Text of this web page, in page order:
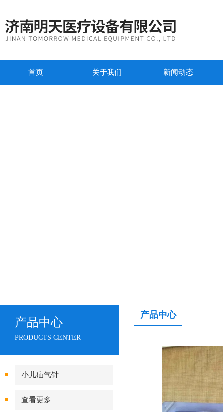
首页 关于我们 新闻动态
产品中心
PRODUCTS CENTER
小儿疝气针
查看更多
产品中心